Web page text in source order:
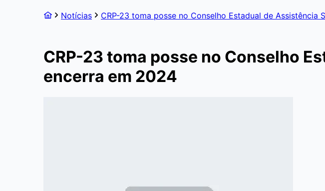
Notícias CRP-23 toma posse no Conselho Estadual de Assistência
CRP-23 toma posse no Conselho
encerra em 2024